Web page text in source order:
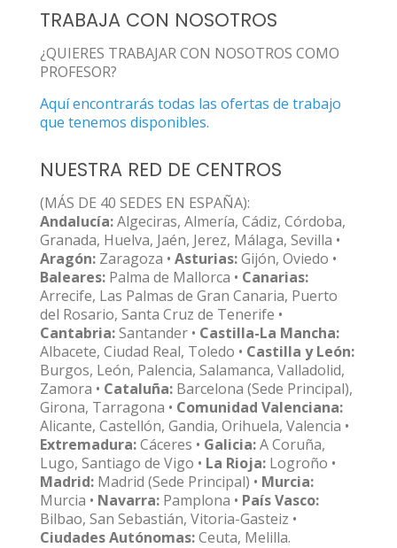
TRABAJA CON NOSOTROS
¿QUIERES TRABAJAR CON NOSOTROS COMO
PROFESOR?
Aquí encontrarás todas las ofertas de trabajo
que tenemos disponibles.
NUESTRA RED DE CENTROS
(MÁS DE 40 SEDES EN ESPAÑA):
Andalucía:Algeciras, Almería, Cádiz, Córdoba,
Granada, Huelva, Jaén, Jerez, Málaga, Sevilla •
Aragón: Zaragoza • Asturias:Gijón, Oviedo •
Baleares: Palma de Mallorca • Canarias:
Arrecife, Las Palmas de Gran Canaria, Puerto
del Rosario, Santa Cruz de Tenerife •
Cantabria:Santander • Castilla-La Mancha:
Albacete, Ciudad Real, Toledo • Castilla y León:
Burgos, León, Palencia, Salamanca, Valladolid,
Zamora • Cataluña: Barcelona (Sede Principal),
Girona, Tarragona • Comunidad Valenciana:
Alicante, Castellón, Gandia, Orihuela, Valencia •
Extremadura:Cáceres • Galicia:A Coruña,
Lugo, Santiago de Vigo • La Rioja: Logroño •
Madrid: Madrid (Sede Principal) • Murcia:
Murcia • Navarra: Pamplona • País Vasco:
Bilbao, San Sebastián, Vitoria-Gasteiz •
Ciudades Autónomas:Ceuta, Melilla.